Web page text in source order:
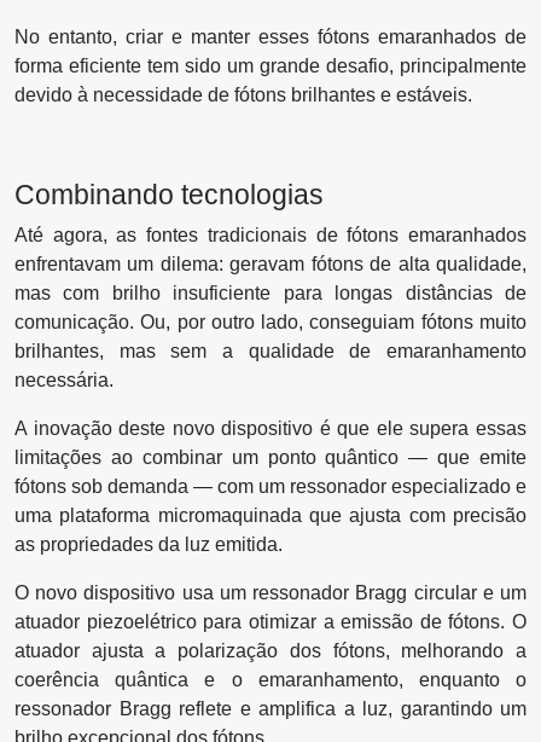
No entanto, criar e manter esses fótons emaranhados de
forma eficiente tem sido um grande desafio, principalmente
devido à necessidade de fótons brilhantes e estáveis.
Combinando tecnologias
Até agora, as fontes tradicionais de fótons emaranhados
enfrentavam um dilema: geravam fótons de alta qualidade,
mas com brilho insuficiente para longas distâncias de
comunicação. Ou, por outro lado, conseguiam fótons muito
brilhantes, mas sem a qualidade de emaranhamento
necessária.
A inovação deste novo dispositivo é que ele supera essas
limitações ao combinar um ponto quântico — que emite
fótons sob demanda — com um ressonador especializado e
uma plataforma micromaquinada que ajusta com precisão
as propriedades da luz emitida.
O novo dispositivo usa um ressonador Bragg circular e um
atuador piezoelétrico para otimizar a emissão de fótons. O
atuador ajusta a polarização dos fótons, melhorando a
coerência quântica e o emaranhamento, enquanto o
ressonador Bragg reflete e amplifica a luz, garantindo um
brilho excepcional dos fótons.